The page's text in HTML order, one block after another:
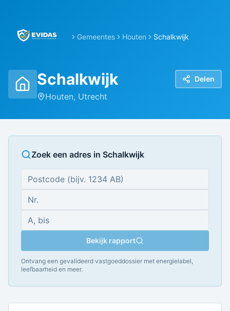
Gemeentes Houten Schalkwijk
Schalkwijk
Houten, Utrecht
Delen
Zoek een adres in Schalkwijk
Bekijk rapport
Ontvang een gevalideerd vastgoeddossier met energielabel,
leefbaarheid en meer.